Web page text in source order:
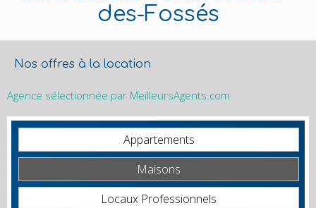
Nos offres à la location
Agence sélectionnée par MeilleursAgents.com
Appartements
Maisons
Locaux Professionnels